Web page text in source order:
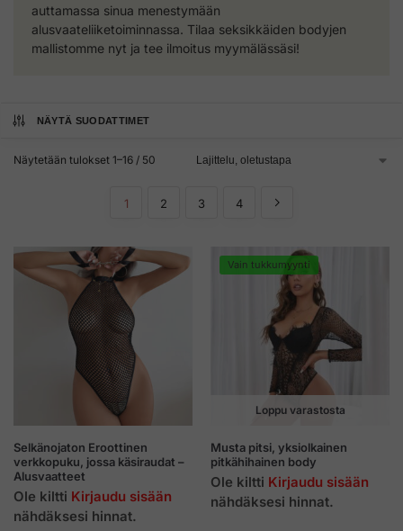
auttamassa sinua menestymään
alusvaateliiketoiminnassa. Tilaa seksikkäiden bodyjen
mallistomme nyt ja tee ilmoitus myymälässäsi!
NÄYTÄ SUODATTIMET
Näytetään tulokset 1–16 / 50
1 2 3 4
Selkänojaton Eroottinen
verkkopuku, jossa käsiraudat –
Alusvaatteet
Ole kiltti Kirjaudu sisään
nähdäksesi hinnat.
Vain tukkumyynti
Loppu varastosta
Musta pitsi, yksiolkainen
pitkähihainen body
Ole kiltti Kirjaudu sisään
nähdäksesi hinnat.